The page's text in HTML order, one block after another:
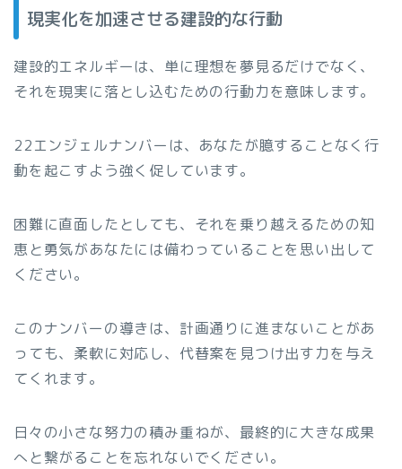
現実化を加速させる建設的な行動
建設的エネルギーは、単に理想を夢見るだけでなく、
それを現実に落とし込むための行動力を意味します。
22エンジェルナンバーは、あなたが臆することなく行
動を起こすよう強く促しています。
困難に直面したとしても、それを乗り越えるための知
恵と勇気があなたには備わっていることを思い出して
ください。
このナンバーの導きは、計画通りに進まないことがあ
っても、柔軟に対応し、代替案を見つけ出す力を与え
てくれます。
日々の小さな努力の積み重ねが、最終的に大きな成果
へと繋がることを忘れないでください。